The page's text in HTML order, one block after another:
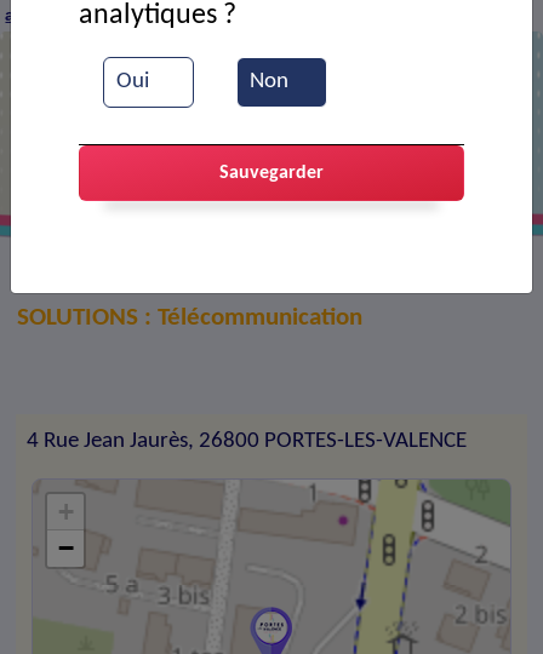
artisans
>I.M.T.S
SOLUTIONS : Télécommunication
4 Rue Jean Jaurès, 26800 PORTES-LES-VALENCE
+
−
Oui Non
analytiques ?
Sauvegarder